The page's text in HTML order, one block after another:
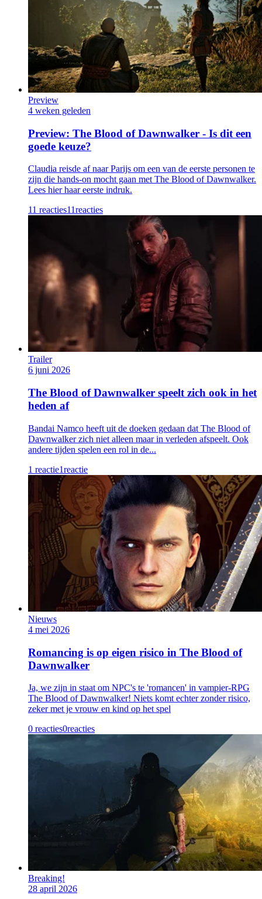
Preview
4 weken geleden
Preview: The Blood of Dawnwalker - Is dit een
goede keuze?
Claudia reisde af naar Parijs om een van de eerste personen te
zijn die hands-on mocht gaan met The Blood of Dawnwalker.
Lees hier haar eerste indruk.
11 reacties11reacties
Trailer
6 juni 2026
The Blood of Dawnwalker speelt zich ook in het
heden af
Bandai Namco heeft uit de doeken gedaan dat The Blood of
Dawnwalker zich niet alleen maar in verleden afspeelt. Ook
andere tijden spelen een rol in de...
1 reactie1reactie
Nieuws
4 mei 2026
Romancing is op eigen risico in The Blood of
Dawnwalker
Ja, we zijn in staat om NPC's te 'romancen' in vampier-RPG
The Blood of Dawnwalker! Niets komt echter zonder risico,
zeker met je vrouw en kind op het spel
0 reacties0reacties
Breaking!
28 april 2026